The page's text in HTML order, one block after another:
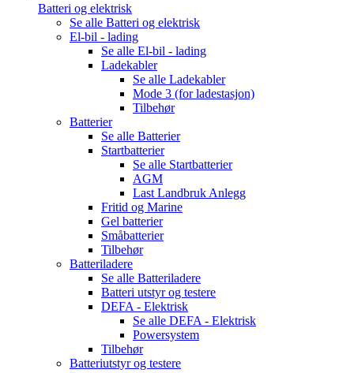
Batteri og elektrisk
Se alle Batteri og elektrisk
El-bil - lading
Se alle El-bil - lading
Ladekabler
Se alle Ladekabler
Mode 3 (for ladestasjon)
Tilbehør
Batterier
Se alle Batterier
Startbatterier
Se alle Startbatterier
AGM
Last Landbruk Anlegg
Fritid og Marine
Gel batterier
Småbatterier
Tilbehør
Batteriladere
Se alle Batteriladere
Batteri utstyr og testere
DEFA - Elektrisk
Se alle DEFA - Elektrisk
Powersystem
Tilbehør
Batteriutstyr og testere